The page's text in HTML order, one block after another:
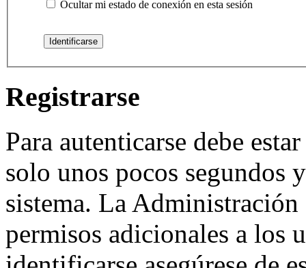
Ocultar mi estado de conexión en esta sesión
Registrarse
Para autenticarse debe
solo unos pocos segundos
sistema. La
permisos adicionales a los